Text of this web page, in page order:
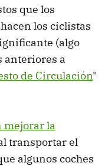
que los
los ciclistas
(algo
anteriores a
de Circulación"
mejorar la
transportar el
algunos coches